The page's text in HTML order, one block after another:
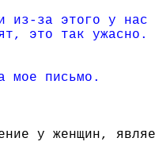
из-за этого у
это так
мое письмо.
у женщин,